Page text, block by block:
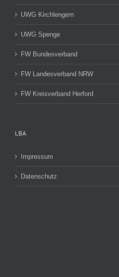
UWG Kirchlengern
UWG Spenge
FW Bundesverband
FW Landesverband NRW
FW Kreisverband Herford
LBA
Impressum
Datenschutz